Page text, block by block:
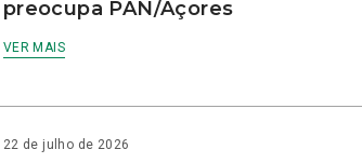
preocupa PAN/Açores
VER MAIS
22 de julho de 2026